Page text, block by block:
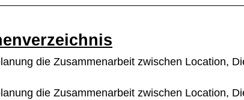
die Zusammenarbeit zwischen Location,
die Zusammenarbeit zwischen Location,